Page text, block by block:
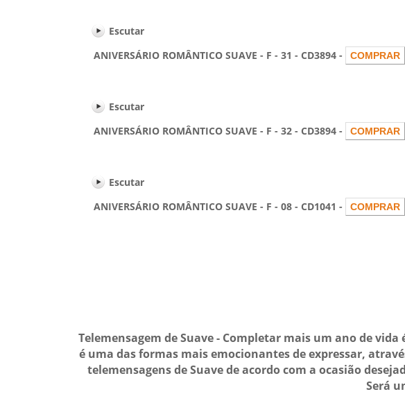
Escutar
ANIVERSÁRIO ROMÂNTICO SUAVE - F - 31 - CD3894 -
Escutar
ANIVERSÁRIO ROMÂNTICO SUAVE - F - 32 - CD3894 -
Escutar
ANIVERSÁRIO ROMÂNTICO SUAVE - F - 08 - CD1041 -
Telemensagem de Suave - Completar mais um ano de
é uma das formas mais emocionantes de expressar,
telemensagens de Suave de acordo com a ocasião
Será